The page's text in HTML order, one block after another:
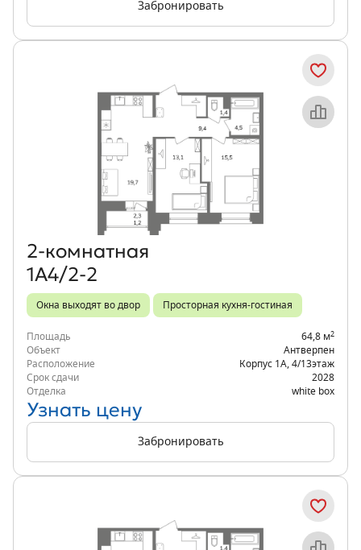
Забронировать
Объект месяца
2‑комнатная
1А4/2-2
Окна выходят во двор Просторная кухня-гостиная
Площадь 64,8 м2
Объект
Антверпен
Расположение
Корпус 1А 4/13этаж
Срок сдачи
2028
Отделка
white box
Узнать цену
Забронировать